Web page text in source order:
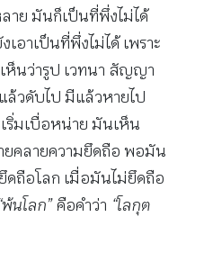
าย มันก็เป็นที่พึ่งไม่ได้
อาเป็นที่พึ่งไม่ได้ เพราะ
ห็นว่ารูป เวทนา สัญญา
วดับไป มีแล้วหายไป
ริ่มเบื่อหน่าย มันเห็น
ยคลายความยึดถือ พอมัน
ดถือโลก เมื่อมันไม่ยึดถือ
พ้นโลก”คือคำว่า “โลกุต